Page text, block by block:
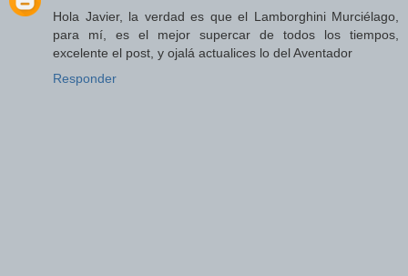
Hola Javier, la verdad es que el Lamborghini Murciélago,
para mí, es el mejor supercar de todos los tiempos,
excelente el post, y ojalá actualices lo del Aventador
Responder